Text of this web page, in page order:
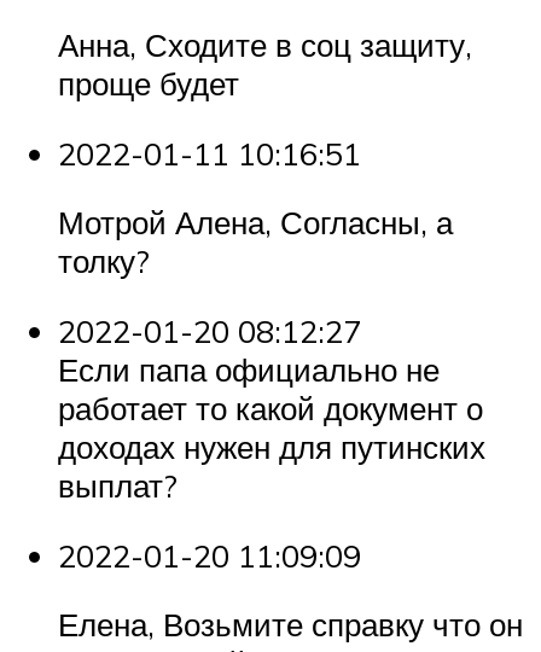
Анна, Сходите в соц защиту,
проще будет
2022-01-11 10:16:51
Мотрой Алена, Согласны, а
толку?
2022-01-20 08:12:27
Если папа официально не
работает то какой документ о
доходах нужен для путинских
выплат?
2022-01-20 11:09:09
Елена, Возьмите справку что он